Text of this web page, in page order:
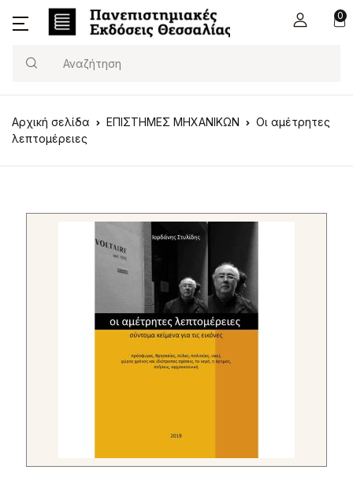
0
Search
Αρχική σελίδα ΕΠΙΣΤΗΜΕΣ ΜΗΧΑΝΙΚΩΝ
Οι αμέτρητες
λεπτομέρειες